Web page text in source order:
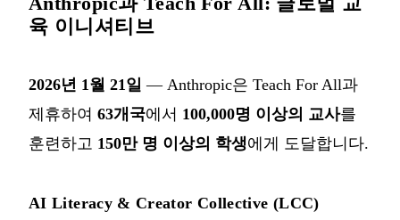
육 이니셔티브
2026년 1월 21일 — Anthropic은 Teach For All과
제휴하여 63개국에서 100,000명 이상의 교사를
훈련하고 150만 명 이상의 학생에게 도달합니다.
AI Literacy & Creator Collective (LCC)